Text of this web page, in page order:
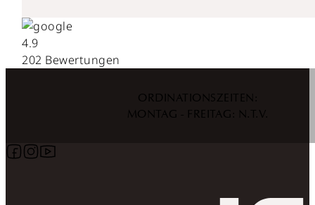
4.9
202 Bewertungen
ORDINATIONSZEITEN:
MONTAG - FREITAG: N.T.V.
Follow us on Facebook
Follow us on Instagram